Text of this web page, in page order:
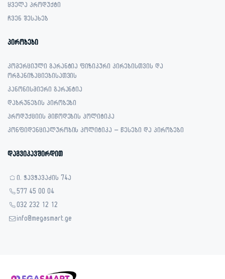
ყველა პროდუქტი
ჩვენ შესახებ
პირობები
კომერციული გარანტია ფიზიკური პირებისთვის და
ორგანიზაციებისათვის
კანონისმიერი გარანტია
დაბრუნების პირობები
პროდუქციის მიწოდების პოლიტიკა
კონფიდენციალურობის პოლიტიკა – წესები და პირობები
დაგვიკავშირდით
ი. ჭავჭავაძის 74ა
577 45 00 04
032 232 12 12
info@megasmart.ge